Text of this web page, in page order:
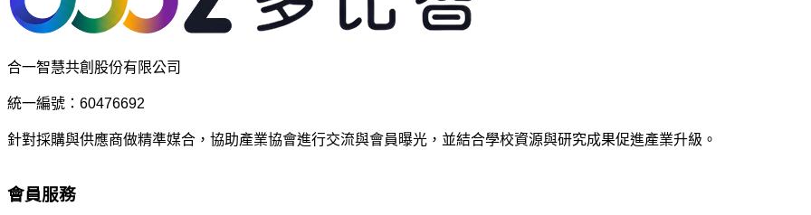
合一智慧共創股份有限公司
統一編號：60476692
針對採購與供應商做精準媒合，協助產業協會進行交流與會員曝光，並結合學校資源與研究成果促進產業升級。
會員服務